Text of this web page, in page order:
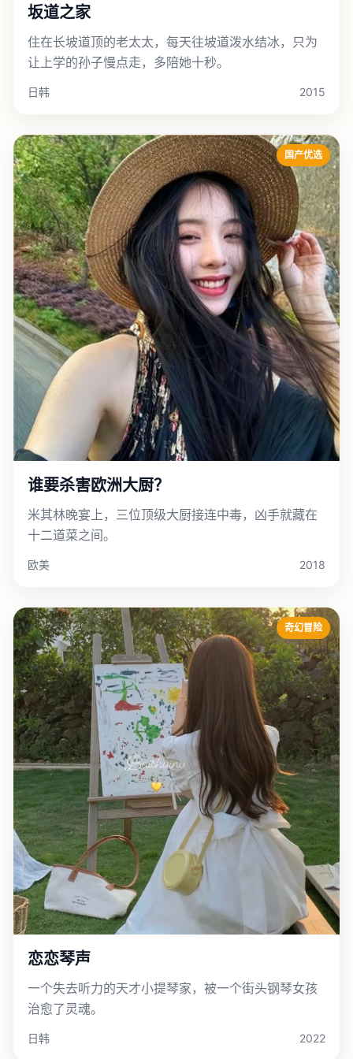
坂道之家
住在长坡道顶的老太太，每天往坡道泼水结冰，只为
让上学的孙子慢点走，多陪她十秒。
日韩 2015
国产优选
谁要杀害欧洲大厨？
米其林晚宴上，三位顶级大厨接连中毒，凶手就藏在
十二道菜之间。
欧美 2018
奇幻冒险
恋恋琴声
一个失去听力的天才小提琴家，被一个街头钢琴女孩
治愈了灵魂。
日韩 2022